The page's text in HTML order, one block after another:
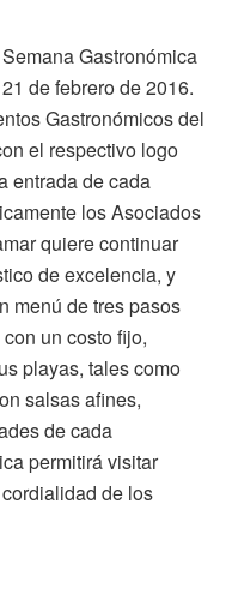
Gastronómica
de febrero de 2016.
Gastronómicos del
el respectivo logo
entrada de cada
los Asociados
quiere continuar
de excelencia, y
menú de tres pasos
un costo fijo,
playas, tales como
salsas afines,
de cada
permitirá visitar
de los